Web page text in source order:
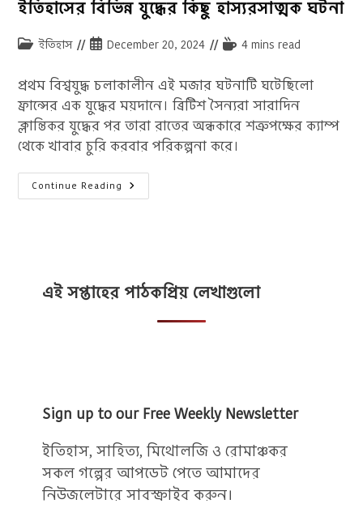
ইতিহাসের বিভিন্ন যুদ্ধের কিছু হাস্যরসাত্মক ঘটনা
Postইতিহাস
PostDecember 20, 2024
Reading4 mins read
প্রথম বিশ্বযুদ্ধ চলাকালীন এই মজার ঘটনাটি ঘটেছিলো
ফ্রান্সের এক যুদ্ধের ময়দানে। ব্রিটিশ সৈন্যরা সারাদিন
ক্লান্তিকর যুদ্ধের পর তারা রাতের অন্ধকারে শত্রুপক্ষের ক্যাম্প
থেকে খাবার চুরি করবার পরিকল্পনা করে।
Continue Reading ইতিহাসের
বিভিন্ন
এই সপ্তাহের পাঠকপ্রিয় লেখাগুলো
Sign up to our Free Weekly Newsletter
ইতিহাস, সাহিত্য, মিথোলজি ও রোমাঞ্চকর
সকল গল্পের আপডেট পেতে আমাদের
নিউজলেটারে সাবস্ক্রাইব করুন।